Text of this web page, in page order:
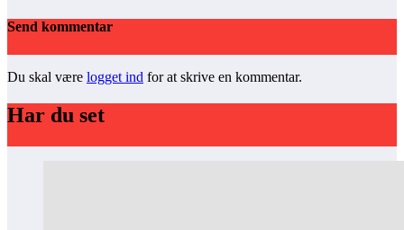
Send kommentar
Du skal være logget ind for at skrive en kommentar.
Har du set